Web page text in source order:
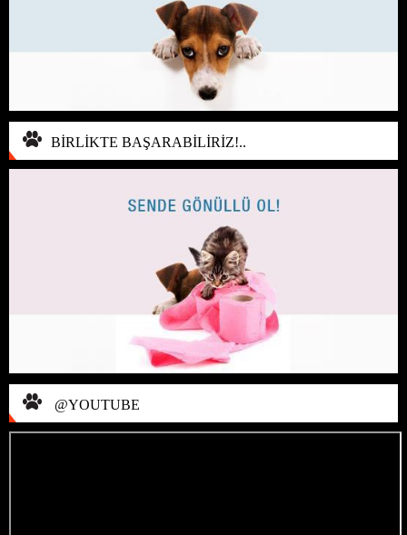
BİRLİKTE BAŞARABİLİRİZ!..
@YOUTUBE